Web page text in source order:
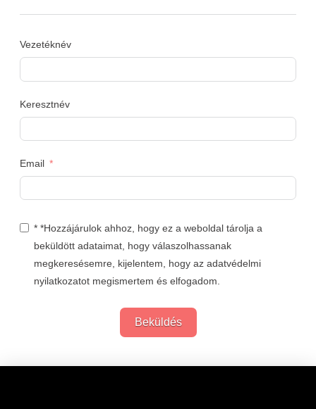
Vezetéknév
Keresztnév
Email
* *Hozzájárulok ahhoz, hogy ez a weboldal tárolja a
beküldött adataimat, hogy válaszolhassanak
megkeresésemre, kijelentem, hogy az adatvédelmi
nyilatkozatot megismertem és elfogadom.
Beküldés